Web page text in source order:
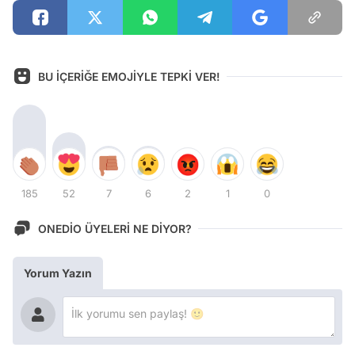
BU İÇERİĞE EMOJİYLE TEPKİ VER!
185 52 7 6 2 1 0
ONEDİO ÜYELERİ NE DİYOR?
Yorum Yazın